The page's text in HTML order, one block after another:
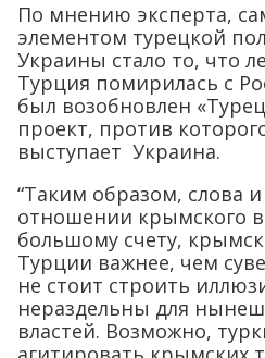
По мнению эксперта,
элементом турецкой
Украины стало то, что
Турция помирилась с
был возобновлен
проект, против
выступает Украина.
“Таким образом, слова
отношении крымского
большому счету,
Турции важнее, чем
не стоит строить
нераздельны для
властей. Возможно,